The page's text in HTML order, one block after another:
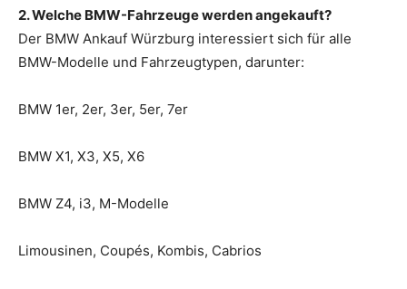
2. Welche BMW-Fahrzeuge werden angekauft?
Der BMW Ankauf Würzburg interessiert sich für alle
BMW-Modelle und Fahrzeugtypen, darunter:
BMW 1er, 2er, 3er, 5er, 7er
BMW X1, X3, X5, X6
BMW Z4, i3, M-Modelle
Limousinen, Coupés, Kombis, Cabrios